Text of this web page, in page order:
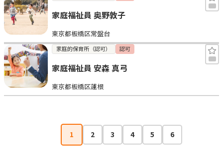
家庭福祉員 奥野敦子
東京都板橋区常盤台
家庭的保育所（認可） 認可
家庭福祉員 安森 真弓
東京都板橋区蓮根
1 2 3 4 5 6